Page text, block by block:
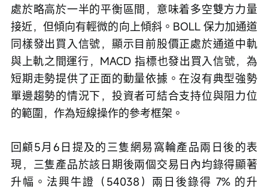
處於略高於一半的平衡區間，意味着多空雙方力量
接近，但傾向有輕微的向上傾斜。BOLL 保力加通道
同樣發出買入信號，顯示目前股價正處於通道中軌
與上軌之間運行，MACD 指標也發出買入信號，為
短期走勢提供了正面的動量依據。在沒有典型強勢
單邊趨勢的情況下，投資者可結合支持位與阻力位
的範圍，作為短線操作的參考框架。
回顧5月6日提及的三隻網易窩輪產品兩日後的表
現，三隻產品於該日期後兩個交易日內均錄得顯著
升幅。法興牛證（54038）兩日後錄得 7% 的升